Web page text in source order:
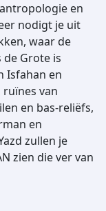
en
nodigt je uit
waar de
de Grote is
Isfahan en
van
en bas-reliëfs,
en
zullen je
zien die ver van